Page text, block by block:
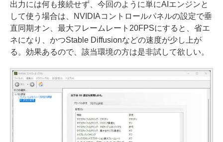
出力には何も接続せず、今回のように単にAIエンジンと
して使う場合は、NVIDIAコントロールパネルの設定で垂
直同期オン、最大フレームレート20FPSにすると、省エ
ネになり、かつStable Diffusionなどの速度が少し上が
る。効果あるので、該当環境の方は是非試して欲しい。